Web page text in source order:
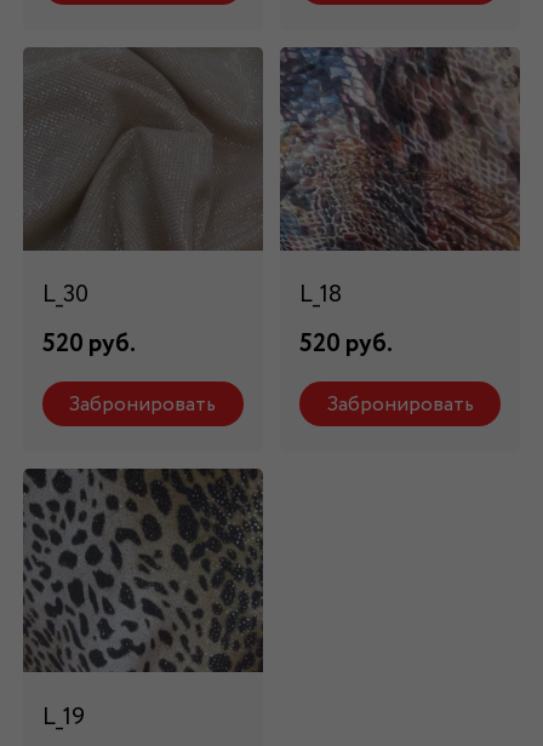
L_30
520 руб.
Забронировать
L_18
520 руб.
Забронировать
L_19